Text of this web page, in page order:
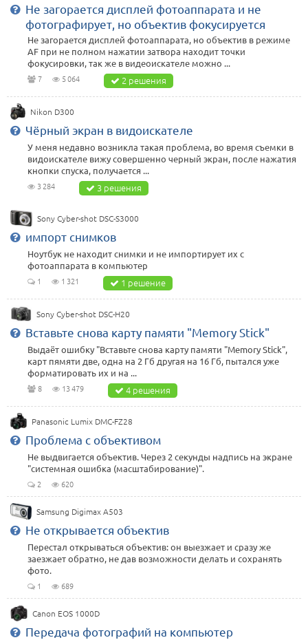
Не загорается дисплей фотоаппарата и не
фотографирует, но объектив фокусируется
Не загорается дисплей фотоаппарата, но объектив в режиме
AF при не полном нажатии затвора находит точки
фокусировки, так же в видеоискателе можно ...
7 5 064 2 решения
Nikon D300
Чёрный экран в видоискателе
У меня недавно возникла такая проблема, во время съемки в
видоискателе вижу совершенно черный экран, после нажатия
кнопки спуска, получается ...
3 284 3 решения
Sony Cyber-shot DSC-S3000
импорт снимков
Ноутбук не находит снимки и не импортирует их с
фотоаппарата в компьютер
1 1 321 1 решение
Sony Cyber-shot DSC-H20
Вставьте снова карту памяти "Memory Stick"
Выдаёт ошибку "Вставьте снова карту памяти "Memory Stick",
карт пямяти две, одна на 2 Гб другая на 16 Гб, пытался уже
форматировать их и на ...
8 13 479 4 решения
Panasonic Lumix DMC-FZ28
Проблема с объективом
Не выдвигается объектив. Через 2 секунды надпись на экране
"системная ошибка (масштабирование)".
2 620
Samsung Digimax A503
Не открывается объектив
Перестал открываться объектив: он выезжает и сразу же
заезжает обратно, не дав возможности делать и сохранять
фото.
1 689
Canon EOS 1000D
Передача фотографий на компьютер